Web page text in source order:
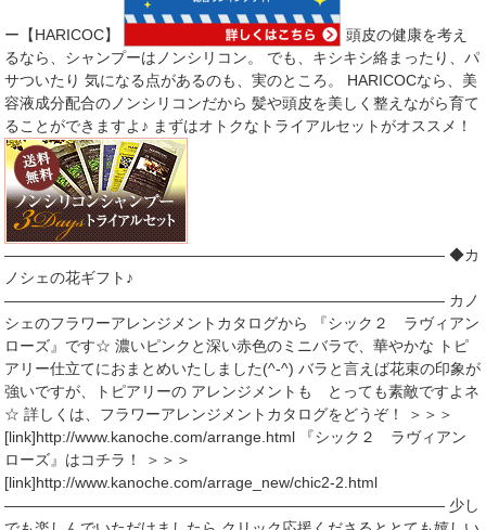
ー【HARICOC】
頭皮の健康を考え
るなら、シャンプーはノンシリコン。 でも、キシキシ絡まったり、パ
サついたり 気になる点があるのも、実のところ。 HARICOCなら、美
容液成分配合のノンシリコンだから 髪や頭皮を美しく整えながら育て
ることができますよ♪ まずはオトクなトライアルセットがオススメ！
――――――――――――――――――――――――――――― ◆カ
ノシェの花ギフト♪
――――――――――――――――――――――――――――― カノ
シェのフラワーアレンジメントカタログから 『シック２ ラヴィアン
ローズ』です☆ 濃いピンクと深い赤色のミニバラで、華やかな トピ
アリー仕立てにおまとめいたしました(^-^) バラと言えば花束の印象が
強いですが、トピアリーの アレンジメントも とっても素敵ですよネ
☆ 詳しくは、フラワーアレンジメントカタログをどうぞ！ ＞＞＞
[link]http://www.kanoche.com/arrange.html 『シック２ ラヴィアン
ローズ』はコチラ！ ＞＞＞
[link]http://www.kanoche.com/arrage_new/chic2-2.html
――――――――――――――――――――――――――――― 少し